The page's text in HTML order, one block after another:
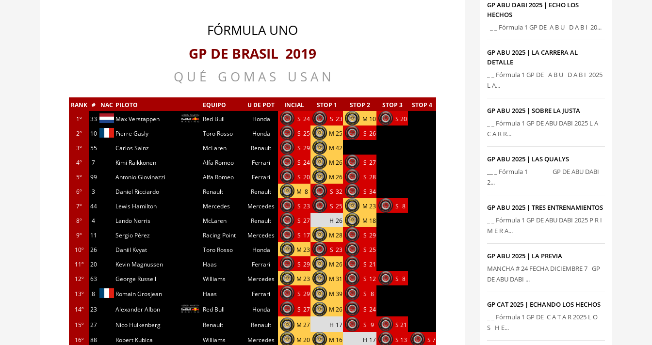
FÓRMULA UNO
GP DE BRASIL 2019
Q U É G O M A S U S A N
RANK # NAC PILOTO EQUIPO U DE POT INCIAL STOP 1 STOP 2 STOP 3
STOP 4
1º
33 Max Verstappen Red Bull Honda S 24 S 23 M 10 S 20
2º
10 Pierre Gasly Toro Rosso Honda S 25 M 25 S 26
3º
55 Carlos Sainz McLaren Renault S 29 M 42
4º
7 Kimi Raikkonen Alfa Romeo Ferrari S 24 M 26 S 27
5º
99 Antonio Giovinazzi Alfa Romeo Ferrari S 20 M 26 S 28
6º
3 Daniel Ricciardo Renault Renault M 8 S 32 S 34
7º
44 Lewis Hamilton Mercedes Mercedes S 23 S 25 M 23 S 8
8º
4 Lando Norris McLaren Renault S 27 H 26 M 18
9º
11 Sergio Pérez Racing Point Mercedes S 17 M 28 S 29
10º
26 Daniil Kvyat Toro Rosso Honda M 23 S 23 S 25
11º
20 Kevin Magnussen Haas Ferrari S 29 M 26 S 21
12º
63 George Russell Williams Mercedes M 23 M 31 S 12 S 8
13º
8 Romain Grosjean Haas Ferrari S 29 M 39 S 8
14º
23 Alexander Albon Red Bull Honda S 27 M 26 S 24
15º
27 Nico Hulkenberg Renault Renault M 27 H 17 S 9 S 21
16º
88 Robert Kubica Williams Mercedes M 20 M 16 H 17 S 13 S 7
GP ABU DABI 2025 | ECHO LOS
HECHOS
_ _ Fórmula 1 GP DE A B U D A B I 20...
GP ABU 2025 | LA CARRERA AL
DETALLE
_ _ Fórmula 1 GP DE A B U D A B I 2025
L A...
GP ABU 2025 | SOBRE LA JUSTA
_ _ Fórmula 1 GP DE ABU DABI 2025 L A
C A R R...
GP ABU 2025 | LAS QUALYS
__ _ Fórmula 1 GP DE ABU DABI
2...
GP ABU 2025 | TRES ENTRENAMIENTOS
_ _ Fórmula 1 GP DE ABU DABI 2025 P R I
M E R A...
GP ABU 2025 | LA PREVIA
MANCHA # 24 FECHA DICIEMBRE 7 GP
DE ABU DABI ...
GP CAT 2025 | ECHANDO LOS HECHOS
_ _ Fórmula 1 GP DE C A T A R 2025 L O
S H E...